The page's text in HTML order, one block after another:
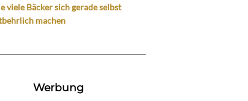
viele Bäcker sich gerade selbst
machen
Werbung